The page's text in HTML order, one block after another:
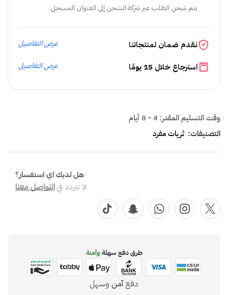
يتم شحن الطلب عبر شركة الشحن إلى العنوان المسجل.
نقدم ضمان لمنتجاتنا عرض التفاصيل
استرجاع خلال 15 يومًا عرض التفاصيل
وقت التسليم المقدر:4 - 8 أيام
التصنيفات: ثريات مفرد
هل لديك اي استفسار؟
لا تتردد فيالتواصل معنا
طرق دفع سهلةوآمنة
دفعآمن وسهل